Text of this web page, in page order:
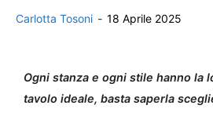
Carlotta Tosoni - 18 Aprile 2025
Ogni stanza e ogni stile hanno la
tavolo ideale, basta saperla